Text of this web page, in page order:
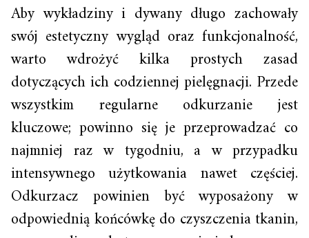
Aby wykładziny i dywany długo zachowały
swój estetyczny wygląd oraz funkcjonalność,
warto wdrożyć kilka prostych zasad
dotyczących ich codziennej pielęgnacji. Przede
wszystkim regularne odkurzanie jest
kluczowe; powinno się je przeprowadzać co
najmniej raz w tygodniu, a w przypadku
intensywnego użytkowania nawet częściej.
Odkurzacz powinien być wyposażony w
odpowiednią końcówkę do czyszczenia tkanin,